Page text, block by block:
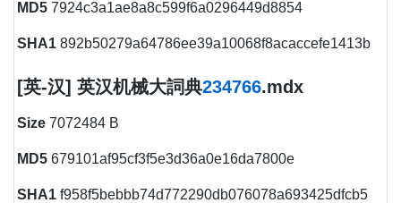
MD5 7924c3a1ae8a8c599f6a0296449d8854
SHA1 892b50279a64786ee39a10068f8acaccefe1413b
[英-汉] 英汉机械大詞典234766.mdx
Size 7072484 B
MD5 679101af95cf3f5e3d36a0e16da7800e
SHA1 f958f5bebbb74d772290db076078a693425dfcb5